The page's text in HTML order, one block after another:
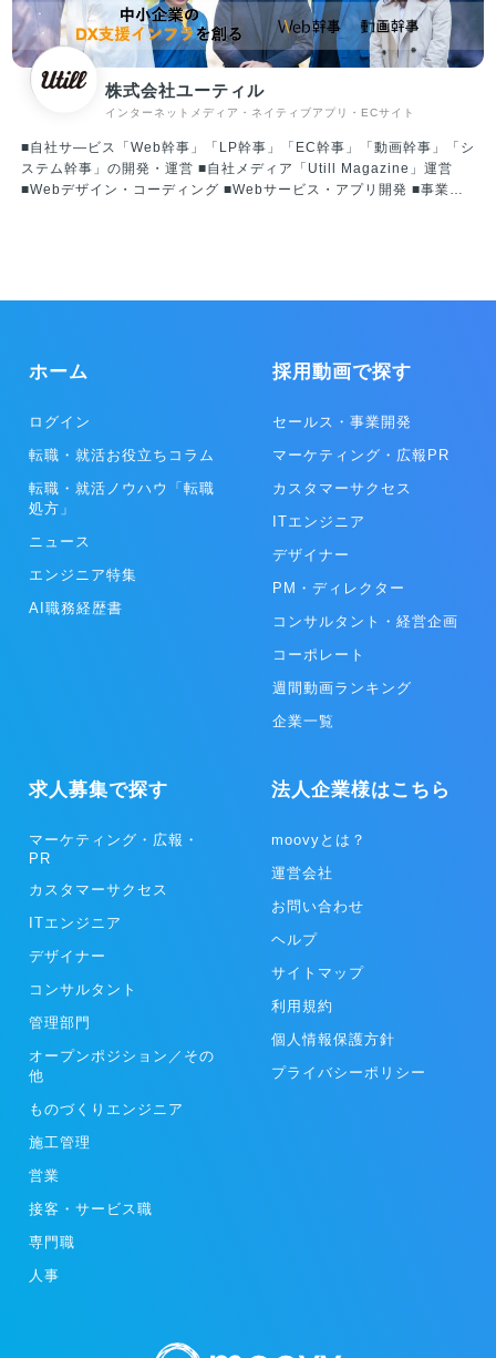
模で実現することが我々のビジョンです。 ◎ホテルマーケティング事
業 ホテルマーケティング事業は、ホテルや旅館などの宿泊施設に向
け、IT活用の促進を促し、OTA（オンライントラベルエージェント）
の運用代行や、自社HP（ホームページ）の作成、PMSやGDSなどの
選定アドバイスや連携のためのAPI開発などの支援サービスを行って
います。 ホテルや旅館、ゲストハウスなど約300施設の契約実績があ
ています。 ◎アウトソーシング事業 アウトソーシング事業は、主に
サービス業クライアントの一部業務を当社が請負い遂行するサービス
です。クライアント、ベトナムのグループ会社、当社の3者で一つの
り組みを行っています。 ◎プロダクト事業 プロダクト事業は、クラ
を展開しています。UI/UXが優れたデザインを重視し、高い価値を実
い、クライアントの新規獲得コストの削減や事業安定化に貢献してい
ます。
株式会社ユーティル
インターネットメディア・ネイティブアプリ・ECサイト
■自社サ―ビス「Web幹事」「LP幹事」「EC幹事」「動画幹事」「シ
ステム幹事」の開発・運営 ■自社メディア「Utill Magazine」運営
■Webデザイン・コーディング ■Webサービス・アプリ開発 ■事業支
ホーム
ログイン
転職・就活お役立ちコラム
転職・就活ノウハウ「転職
処方」
ニュース
エンジニア特集
AI職務経歴書
採用動画で探す
セールス・事業開発
マーケティング・広報PR
カスタマーサクセス
ITエンジニア
デザイナー
PM・ディレクター
コンサルタント・経営企画
コーポレート
週間動画ランキング
企業一覧
求人募集で探す
マーケティング・広報・
PR
カスタマーサクセス
ITエンジニア
デザイナー
コンサルタント
管理部門
オープンポジション／その
他
ものづくりエンジニア
施工管理
営業
接客・サービス職
専門職
人事
法人企業様はこちら
moovyとは？
運営会社
お問い合わせ
ヘルプ
サイトマップ
利用規約
個人情報保護方針
プライバシーポリシー